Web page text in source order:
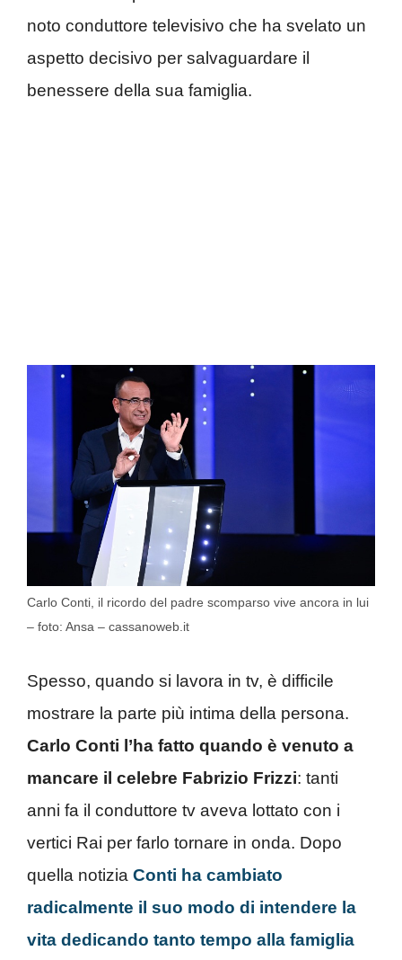
noto conduttore televisivo che ha svelato un
aspetto decisivo per salvaguardare il
benessere della sua famiglia.
Carlo Conti, il ricordo del padre scomparso vive ancora in lui
– foto: Ansa – cassanoweb.it
Spesso, quando si lavora in tv, è difficile
mostrare la parte più intima della persona.
Carlo Conti l’ha fatto quando è venuto a
mancare il celebre Fabrizio Frizzi: tanti
anni fa il conduttore tv aveva lottato con i
vertici Rai per farlo tornare in onda. Dopo
quella notizia Conti ha cambiato
radicalmente il suo modo di intendere la
vita dedicando tanto tempo alla famiglia